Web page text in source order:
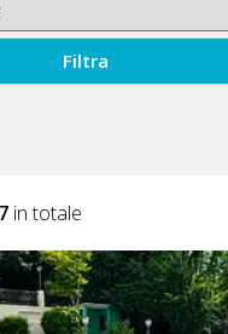
Filtra
in totale